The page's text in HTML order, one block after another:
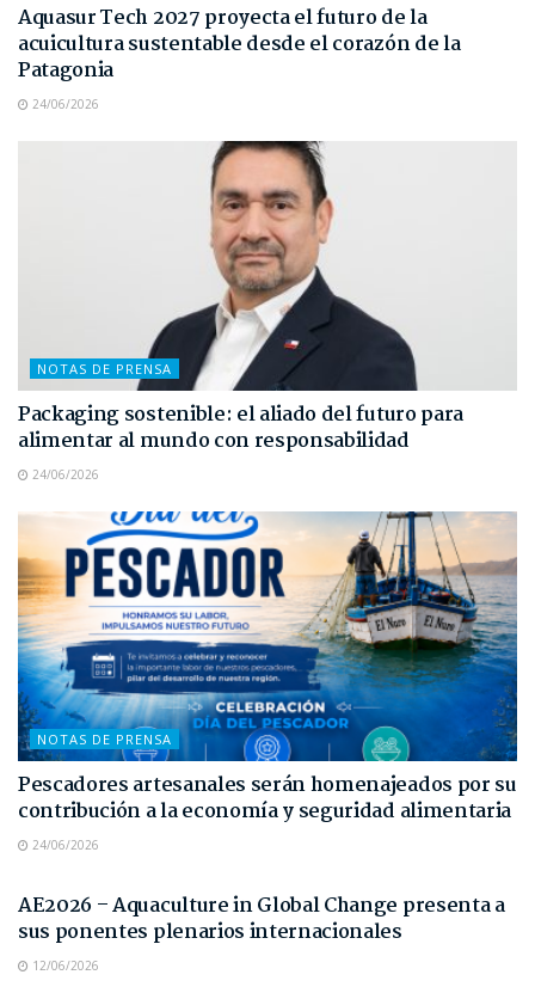
Aquasur Tech 2027 proyecta el futuro de la
acuicultura sustentable desde el corazón de la
Patagonia
24/06/2026
NOTAS DE PRENSA
Packaging sostenible: el aliado del futuro para
alimentar al mundo con responsabilidad
24/06/2026
NOTAS DE PRENSA
Pescadores artesanales serán homenajeados por su
contribución a la economía y seguridad alimentaria
24/06/2026
AE2026 – Aquaculture in Global Change presenta a
sus ponentes plenarios internacionales
12/06/2026